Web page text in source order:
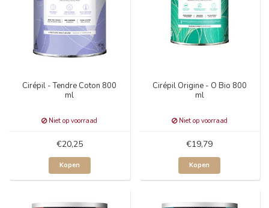
Cirépil - Tendre Coton 800
ml
Niet op voorraad
€20,25
Kopen
Cirépil Origine - O Bio 800
ml
Niet op voorraad
€19,79
Kopen